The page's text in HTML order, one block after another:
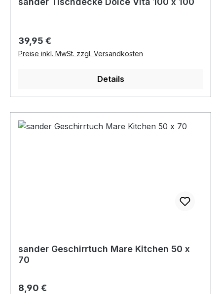
Regulärer Preis:
39,95 €
Preise inkl. MwSt. zzgl. Versandkosten
Details
sander Geschirrtuch Mare Kitchen 50 x
70
Regulärer Preis:
8,90 €